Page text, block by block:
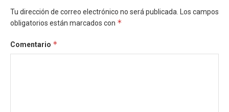
Tu dirección de correo electrónico no será publicada.
Los campos
obligatorios están marcados con *
Comentario *